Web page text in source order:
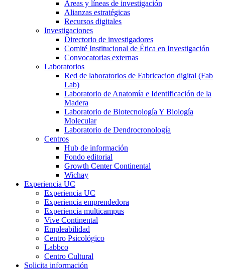
Áreas y líneas de investigación
Alianzas estratégicas
Recursos digitales
Investigaciones
Directorio de investigadores
Comité Institucional de Ética en Investigación
Convocatorias externas
Laboratorios
Red de laboratorios de Fabricacion digital (Fab
Lab)
Laboratorio de Anatomía e Identificación de la
Madera
Laboratorio de Biotecnología Y Biología
Molecular
Laboratorio de Dendrocronología
Centros
Hub de información
Fondo editorial
Growth Center Continental
Wichay
Experiencia UC
Experiencia UC
Experiencia emprendedora
Experiencia multicampus
Vive Continental
Empleabilidad
Centro Psicológico
Labbco
Centro Cultural
Solicita información